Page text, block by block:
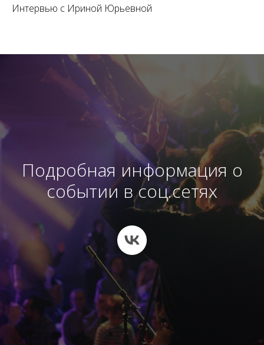
Интервью с Ириной Юрьевной
Подробная информация о
событии в соц.сетях